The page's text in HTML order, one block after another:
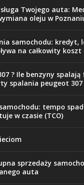
Twojego auta:
oleju w
samochodu: kredyt,
na całkowity
? Ile benzyny
spalania peugeot
tempo
w czasie (TCO)
sprzedaży
auta